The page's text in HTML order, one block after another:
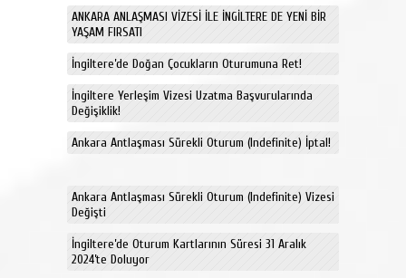
ANKARA ANLAŞMASI VİZESİ İLE İNGİLTERE DE YENİ BİR
YAŞAM FIRSATI
İngiltere’de Doğan Çocukların Oturumuna Ret!
İngiltere Yerleşim Vizesi Uzatma Başvurularında
Değişiklik!
Ankara Antlaşması Sürekli Oturum (Indefinite) İptal!
Ankara Antlaşması Sürekli Oturum (Indefinite) Vizesi
Değişti
İngiltere’de Oturum Kartlarının Süresi 31 Aralık
2024’te Doluyor